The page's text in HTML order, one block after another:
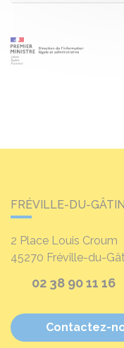
FRÉVILLE-DU-
2 Place Louis Croum
45270 Fréville-du-
02 38 90 11 16
Contactez-